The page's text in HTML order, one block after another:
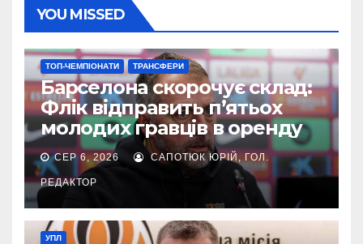
YOU MISSED
ТОП-ЧЕМПІОНАТИ ТРАНСФЕРИ
Барселона скорочує склад:
Флік відправить п’ятьох
молодих гравців в оренду
СЕР 6, 2026 САПОТЮК ЮРІЙ, ГОЛ.
РЕДАКТОР
УПЛ